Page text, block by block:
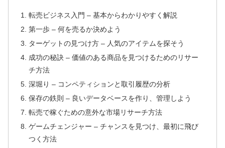
転売ビジネス入門 – 基本からわかりやすく解説
第一歩 – 何を売るか決めよう
ターゲットの見つけ方 – 人気のアイテムを探そう
成功の秘訣 – 価値のある商品を見つけるためのリサー
チ方法
深堀り – コンペティションと取引履歴の分析
保存の鉄則 – 良いデータベースを作り、管理しよう
転売で稼ぐための意外な市場リサーチ方法
ゲームチェンジャー – チャンスを見つけ、最初に飛び
つく方法